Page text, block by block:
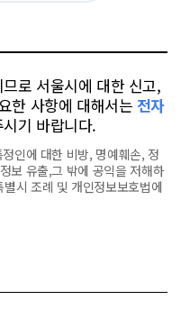
로 서울시에 대한 신고,
한 사항에 대해서는 전자
기 바랍니다.
인에 대한 비방, 명예훼손, 정
보 유출,그 밖에 공익을 저해하
시 조례 및 개인정보보호법에